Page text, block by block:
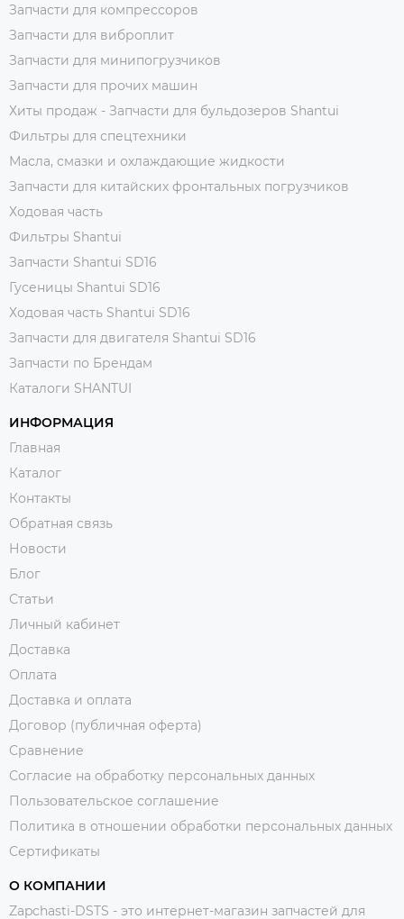
Запчасти для компрессоров
Запчасти для виброплит
Запчасти для минипогрузчиков
Запчасти для прочих машин
Хиты продаж - Запчасти для бульдозеров Shantui
Фильтры для спецтехники
Масла, смазки и охлаждающие жидкости
Запчасти для китайских фронтальных погрузчиков
Ходовая часть
Фильтры Shantui
Запчасти Shantui SD16
Гусеницы Shantui SD16
Ходовая часть Shantui SD16
Запчасти для двигателя Shantui SD16
Запчасти по Брендам
Каталоги SHANTUI
ИНФОРМАЦИЯ
Главная
Каталог
Контакты
Обратная связь
Новости
Блог
Статьи
Личный кабинет
Доставка
Оплата
Доставка и оплата
Договор (публичная оферта)
Сравнение
Согласие на обработку персональных данных
Пользовательское соглашение
Политика в отношении обработки персональных данных
Сертификаты
О КОМПАНИИ
Zapchasti-DSTS - это интернет-магазин запчастей для